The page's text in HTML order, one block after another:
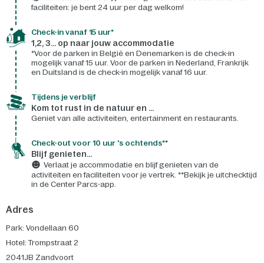
faciliteiten: je bent 24 uur per dag welkom!
Check-in vanaf 15 uur*
1,2, 3... op naar jouw accommodatie
*Voor de parken in België en Denemarken is de check-in
mogelijk vanaf 15 uur. Voor de parken in Nederland, Frankrijk
en Duitsland is de check-in mogelijk vanaf 16 uur.
Tijdens je verblijf
Kom tot rust in de natuur en ...
Geniet van alle activiteiten, entertainment en restaurants.
Check-out voor 10 uur 's ochtends**
Blijf genieten...
Verlaat je accommodatie en blijf genieten van de
activiteiten en faciliteiten voor je vertrek. **Bekijk je uitchecktijd
in de Center Parcs-app.
Adres
Park: Vondellaan 60
Hotel: Trompstraat 2
2041JB Zandvoort